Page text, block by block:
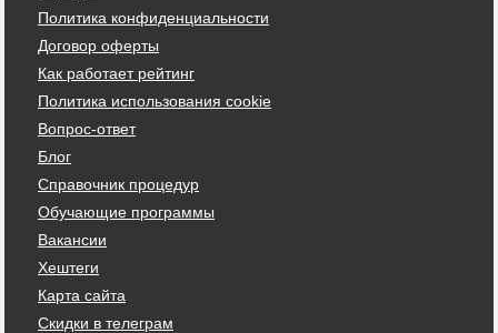
Политика конфиденциальности
Договор оферты
Как работает рейтинг
Политика использования cookie
Вопрос-ответ
Блог
Справочник процедур
Обучающие программы
Вакансии
Хештеги
Карта сайта
Скидки в телеграм